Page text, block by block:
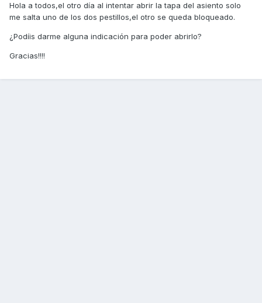
Hola a todos,el otro día al intentar abrir la tapa del asiento solo
me salta uno de los dos pestillos,el otro se queda bloqueado.
¿Podíis darme alguna indicación para poder abrirlo?
Gracias!!!!